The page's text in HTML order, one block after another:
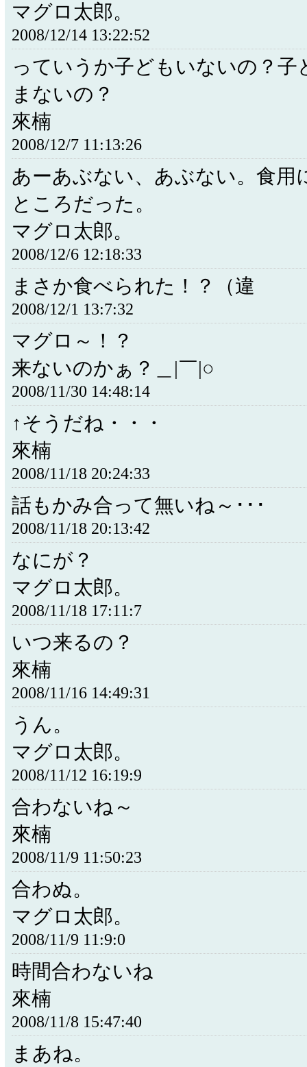
マグロ太郎。
2008/12/14 13:22:52
っていうか子どもいないの？子
まないの？
來楠
2008/12/7 11:13:26
あーあぶない、あぶない。食用
ところだった。
マグロ太郎。
2008/12/6 12:18:33
まさか食べられた！？（違
2008/12/1 13:7:32
マグロ～！？
来ないのかぁ？＿|￣|○
2008/11/30 14:48:14
↑そうだね・・・
來楠
2008/11/18 20:24:33
話もかみ合って無いね～･･･
2008/11/18 20:13:42
なにが？
マグロ太郎。
2008/11/18 17:11:7
いつ来るの？
來楠
2008/11/16 14:49:31
うん。
マグロ太郎。
2008/11/12 16:19:9
合わないね～
來楠
2008/11/9 11:50:23
合わぬ。
マグロ太郎。
2008/11/9 11:9:0
時間合わないね
來楠
2008/11/8 15:47:40
まあね。